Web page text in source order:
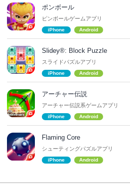
ポンボール
ピンボールゲームアプリ
iPhone Android
Slidey®: Block Puzzle
スライドパズルアプリ
iPhone Android
アーチャー伝説
アーチャー伝説系ゲームアプリ
iPhone Android
Flaming Core
シューティングパズルアプリ
iPhone Android